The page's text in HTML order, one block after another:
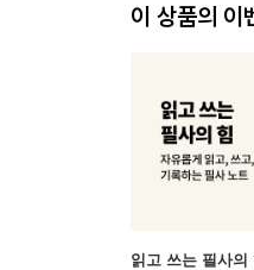
이 상품의 이
읽고 쓰는 필사의